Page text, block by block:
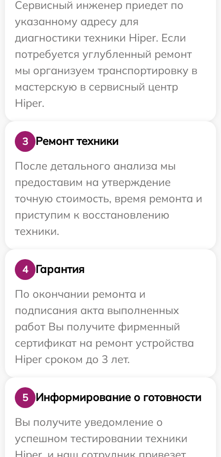
Сервисный инженер приедет по
указанному адресу для
диагностики техники Hiper. Если
потребуется углубленный ремонт
мы организуем транспортировку в
мастерскую в сервисный центр
Hiper.
3
Ремонт техники
После детального анализа мы
предоставим на утверждение
точную стоимость, время ремонта и
приступим к восстановлению
техники.
4
Гарантия
По окончании ремонта и
подписания акта выполненных
работ Вы получите фирменный
сертификат на ремонт устройства
Hiper сроком до 3 лет.
5
Информирование о готовности
Вы получите уведомление о
успешном тестировании техники